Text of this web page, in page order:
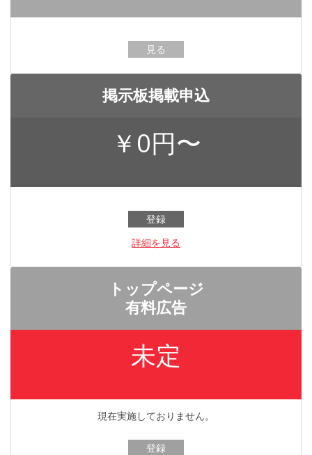
見る
掲示板掲載申込
￥0円〜
登録
詳細を見る
トップページ
有料広告
未定
現在実施しておりません。
登録